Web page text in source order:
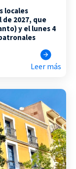
locales
2027, que
y el lunes 4
Leer más